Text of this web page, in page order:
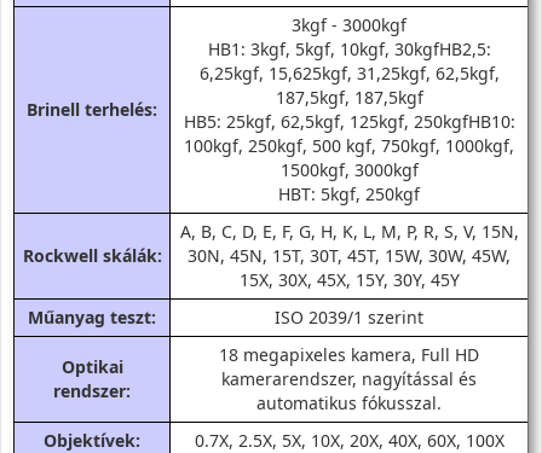
Brinell terhelés:
3kgf - 3000kgf
HB1: 3kgf, 5kgf, 10kgf, 30kgfHB2,5:
6,25kgf, 15,625kgf, 31,25kgf, 62,5kgf,
187,5kgf, 187,5kgf
HB5: 25kgf, 62,5kgf, 125kgf, 250kgfHB10:
100kgf, 250kgf, 500 kgf, 750kgf, 1000kgf,
1500kgf, 3000kgf
HBT: 5kgf, 250kgf
Rockwell skálák:
A, B, C, D, E, F, G, H, K, L, M, P, R, S, V, 15N,
30N, 45N, 15T, 30T, 45T, 15W, 30W, 45W,
15X, 30X, 45X, 15Y, 30Y, 45Y
Műanyag teszt:
ISO 2039/1 szerint
Optikai
rendszer:
18 megapixeles kamera, Full HD
kamerarendszer, nagyítással és
automatikus fókusszal.
Objektívek:
0.7X, 2.5X, 5X, 10X, 20X, 40X, 60X, 100X